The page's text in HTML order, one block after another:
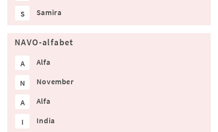
S Samira
NAVO-alfabet
A Alfa
N November
A Alfa
I India